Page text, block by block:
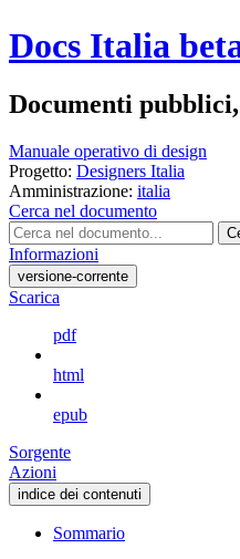
Docs Italia
Documenti
Manuale operativo di design
Progetto: Designers Italia
Amministrazione: italia
Cerca nel documento
Informazioni
versione-corrente
Scarica
pdf
html
epub
Sorgente
Azioni
indice dei contenuti
Sommario